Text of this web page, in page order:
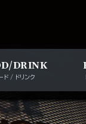
DRINK
ド / ドリンク